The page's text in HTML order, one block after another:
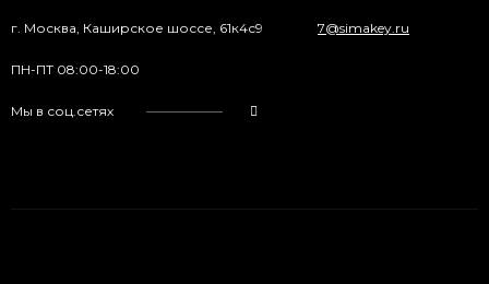
г. Москва, Каширское шоссе, 61к4с9 7@simakey.ru
ПН-ПТ 08:00-18:00
Мы в соц.сетях